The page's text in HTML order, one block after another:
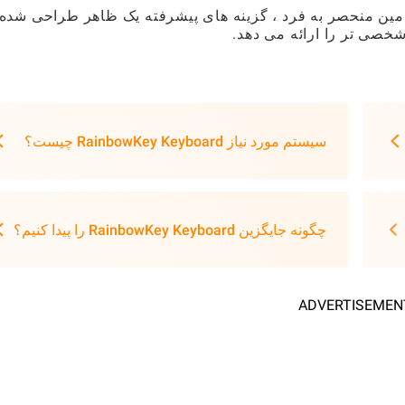
منحصر به فرد ، گزینه های پیشرفته یک ظاهر طراحی
تر را ارائه می دهد.
سیستم مورد نیاز RainbowKey Keyboard چیست؟
چگونه جایگزین RainbowKey Keyboard را پیدا کنیم؟